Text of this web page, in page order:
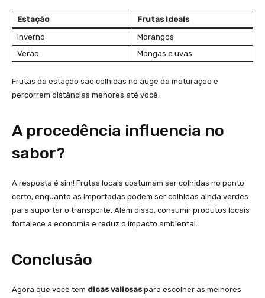
Estação
Frutas Ideais
Inverno
Morangos
Verão
Mangas e uvas
Frutas da estação são colhidas no auge da maturação e
percorrem distâncias menores até você.
A procedência influencia no
sabor?
A resposta é sim! Frutas locais costumam ser colhidas no ponto
certo, enquanto as importadas podem ser colhidas ainda verdes
para suportar o transporte. Além disso, consumir produtos locais
fortalece a economia e reduz o impacto ambiental.
Conclusão
Agora que você tem dicas valiosaspara escolher as melhores